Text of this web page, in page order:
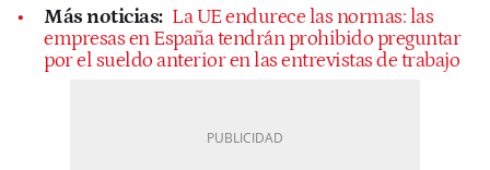
Más noticias: La UE endurece las normas: las
empresas en España tendrán prohibido preguntar
por el sueldo anterior en las entrevistas de trabajo